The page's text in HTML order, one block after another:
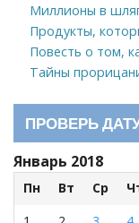
Миллионы в
Продукты,
Повесть о том,
Тайны
ПРОВЕРЬ
Январь 2018
Пн Вт Ср